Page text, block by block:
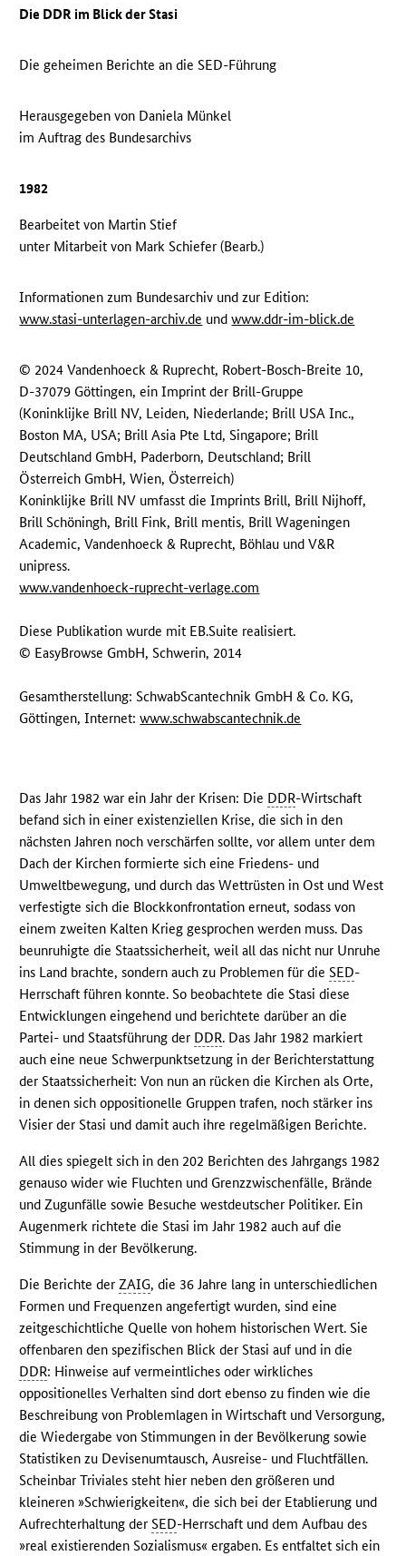
Die DDR im Blick der Stasi
Die geheimen Berichte an die SED-Führung
Herausgegeben von Daniela Münkel
im Auftrag des Bundesarchivs
1982
Bearbeitet von Martin Stief
unter Mitarbeit von Mark Schiefer (Bearb.)
Informationen zum Bundesarchiv und zur Edition:
www.stasi-unterlagen-archiv.de undwww.ddr-im-blick.de
© 2024 Vandenhoeck & Ruprecht, Robert-Bosch-Breite 10,
D-37079 Göttingen, ein Imprint der Brill-Gruppe
(Koninklijke Brill NV, Leiden, Niederlande; Brill USA Inc.,
Boston MA, USA; Brill Asia Pte Ltd, Singapore; Brill
Deutschland GmbH, Paderborn, Deutschland; Brill
Österreich GmbH, Wien, Österreich)
Koninklijke Brill NV umfasst die Imprints Brill, Brill Nijhoff,
Brill Schöningh, Brill Fink, Brill mentis, Brill Wageningen
Academic, Vandenhoeck & Ruprecht, Böhlau und V&R
unipress.
www.vandenhoeck-ruprecht-verlage.com
Diese Publikation wurde mit EB.Suite realisiert.
© EasyBrowse GmbH, Schwerin, 2014
Gesamtherstellung: SchwabScantechnik GmbH & Co. KG,
Göttingen, Internet:www.schwabscantechnik.de
Das Jahr 1982 war ein Jahr der Krisen: Die DDR-Wirtschaft
befand sich in einer existenziellen Krise, die sich in den
nächsten Jahren noch verschärfen sollte, vor allem unter dem
Dach der Kirchen formierte sich eine Friedens- und
Umweltbewegung, und durch das Wettrüsten in Ost und West
verfestigte sich die Blockkonfrontation erneut, sodass von
einem zweiten Kalten Krieg gesprochen werden muss. Das
beunruhigte die Staatssicherheit, weil all das nicht nur Unruhe
ins Land brachte, sondern auch zu Problemen für dieSED-
Herrschaft führen konnte. So beobachtete die Stasi diese
Entwicklungen eingehend und berichtete darüber an die
Partei- und Staatsführung der DDR. Das Jahr 1982 markiert
auch eine neue Schwerpunktsetzung in der Berichterstattung
der Staatssicherheit: Von nun an rücken die Kirchen als Orte,
in denen sich oppositionelle Gruppen trafen, noch stärker ins
Visier der Stasi und damit auch ihre regelmäßigen Berichte.
All dies spiegelt sich in den 202 Berichten des Jahrgangs 1982
genauso wider wie Fluchten und Grenzzwischenfälle, Brände
und Zugunfälle sowie Besuche westdeutscher Politiker. Ein
Augenmerk richtete die Stasi im Jahr 1982 auch auf die
Stimmung in der Bevölkerung.
Die Berichte derZAIG, die 36 Jahre lang in unterschiedlichen
Formen und Frequenzen angefertigt wurden, sind eine
zeitgeschichtliche Quelle von hohem historischen Wert. Sie
offenbaren den spezifischen Blick der Stasi auf und in die
DDR: Hinweise auf vermeintliches oder wirkliches
oppositionelles Verhalten sind dort ebenso zu finden wie die
Beschreibung von Problemlagen in Wirtschaft und Versorgung,
die Wiedergabe von Stimmungen in der Bevölkerung sowie
Statistiken zu Devisenumtausch, Ausreise- und Fluchtfällen.
Scheinbar Triviales steht hier neben den größeren und
kleineren »Schwierigkeiten«, die sich bei der Etablierung und
Aufrechterhaltung derSED-Herrschaft und dem Aufbau des
»real existierenden Sozialismus« ergaben. Es entfaltet sich ein